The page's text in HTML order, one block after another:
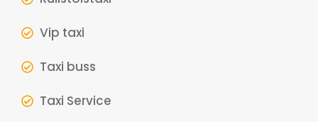
Vip taxi
Taxi buss
Taxi Service